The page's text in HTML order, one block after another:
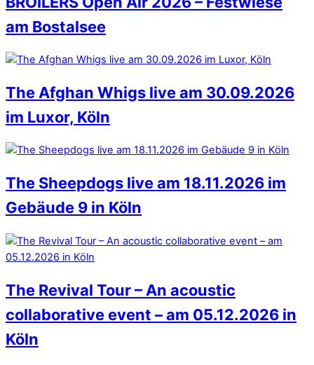
am Bostalsee
The Afghan Whigs live am 30.09.2026
im Luxor, Köln
The Sheepdogs live am 18.11.2026 im
Gebäude 9 in Köln
The Revival Tour – An acoustic
collaborative event – am 05.12.2026 in
Köln